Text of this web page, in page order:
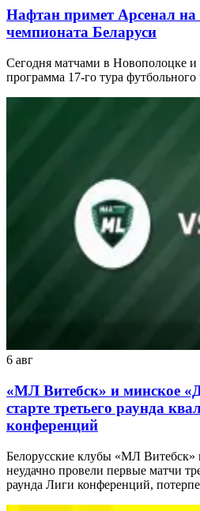
Нафтан примет Арсенал на
чемпионата Беларуси
Сегодня матчами в Новополоцке и
программа 17-го тура
6 авг
«МЛ Витебск» и минское
старте третьего раунда
конференций
Белорусские клубы «МЛ
неудачно провели первые матчи
раунда Лиги конференций,